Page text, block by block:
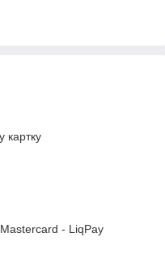
картку
- LiqPay